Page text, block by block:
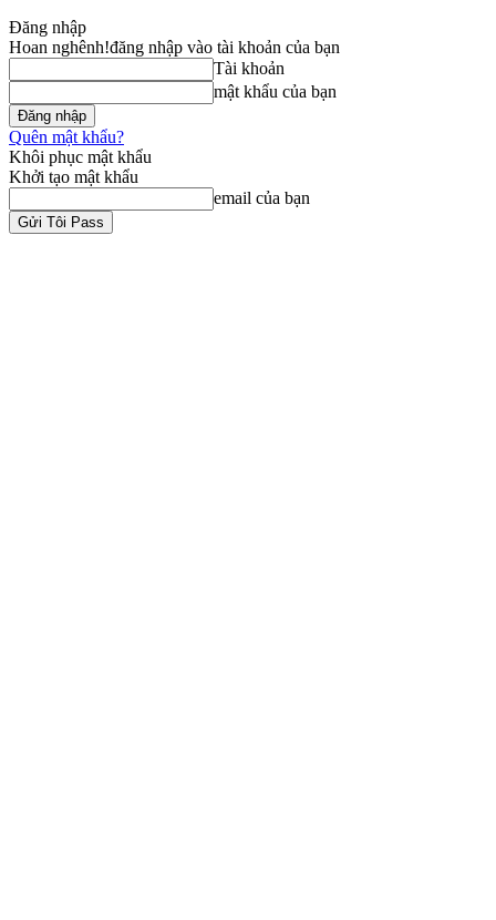
Đăng nhập
Hoan nghênh!đăng nhập vào tài khoản của bạn
Tài khoản
mật khẩu của bạn
Quên mật khẩu?
Khôi phục mật khẩu
Khởi tạo mật khẩu
email của bạn